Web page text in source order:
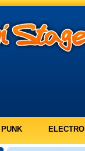
PUNK ELECTRO